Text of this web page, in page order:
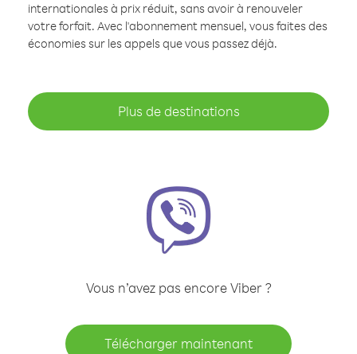
internationales à prix réduit, sans avoir à renouveler
votre forfait. Avec l'abonnement mensuel, vous faites des
économies sur les appels que vous passez déjà.
Plus de destinations
Vous n’avez pas encore Viber ?
Télécharger maintenant